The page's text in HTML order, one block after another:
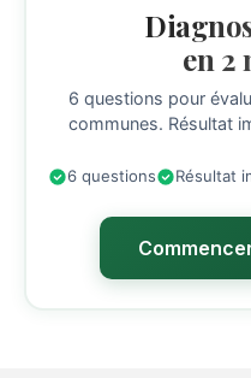
en 2
6 questions pour
communes. Résultat
6 questions Résultat